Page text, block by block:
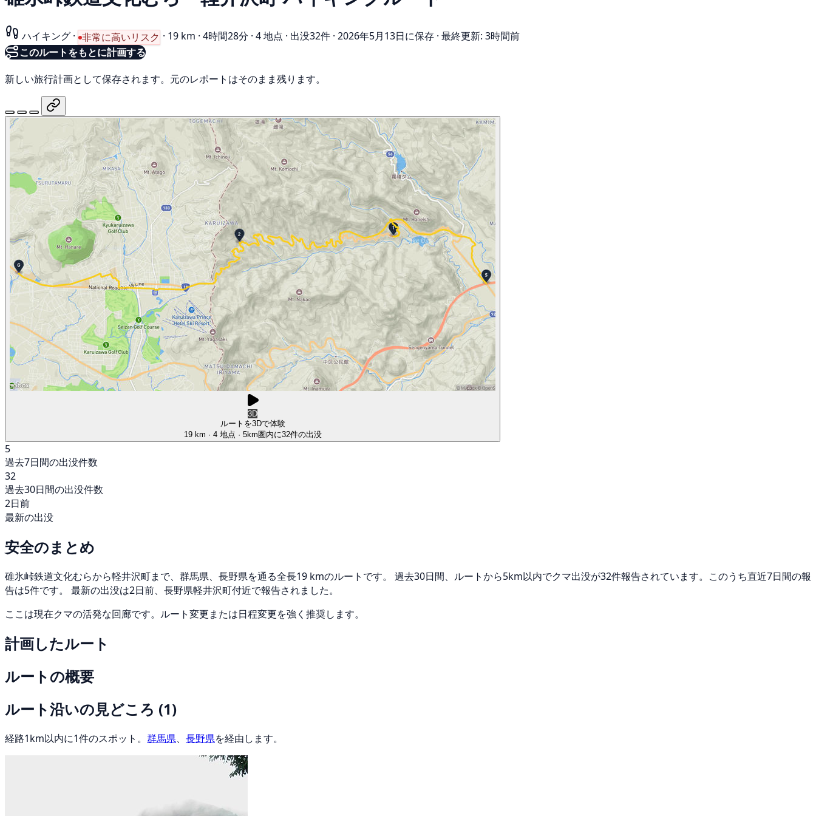
ハイキング · 非常に高いリスク · 19 km · 4時間28分 · 4 地点 · 出没32件 · 2026年5月13日に保存 · 最終更新: 3時間前
このルートをもとに計画する
新しい旅行計画として保存されます。元のレポートはそのまま残ります。
3D
ルートを3Dで体験
19 km · 4 地点 · 5km圏内に32件の出没
5
過去7日間の出没件数
32
過去30日間の出没件数
2日前
最新の出没
安全のまとめ
碓氷峠鉄道文化むらから軽井沢町まで、群馬県、長野県を通る全長19 kmのルートです。 過去30日間、ルートから5km以内でクマ出没が32件報告されています。このうち直近7日間の報
告は5件です。 最新の出没は2日前、長野県軽井沢町付近で報告されました。
ここは現在クマの活発な回廊です。ルート変更または日程変更を強く推奨します。
計画したルート
ルートの概要
ルート沿いの見どころ (1)
経路1km以内に1件のスポット。 群馬県、 長野県を経由します。